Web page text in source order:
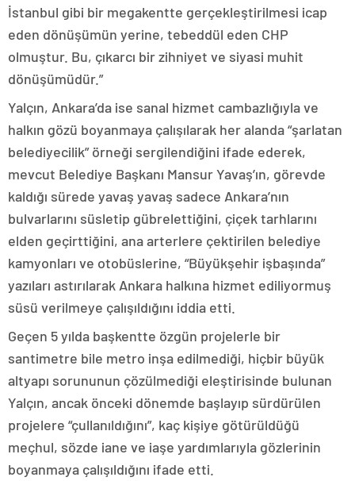
İstanbul gibi bir megakentte gerçekleştirilmesi icap
eden dönüşümün yerine, tebeddül eden CHP
olmuştur. Bu, çıkarcı bir zihniyet ve siyasi muhit
dönüşümüdür.”
Yalçın, Ankara’da ise sanal hizmet cambazlığıyla ve
halkın gözü boyanmaya çalışılarak her alanda “şarlatan
belediyecilik” örneği sergilendiğini ifade ederek,
mevcut Belediye Başkanı Mansur Yavaş’ın, görevde
kaldığı sürede yavaş yavaş sadece Ankara’nın
bulvarlarını süsletip gübrelettiğini, çiçek tarhlarını
elden geçirttiğini, ana arterlere çektirilen belediye
kamyonları ve otobüslerine, “Büyükşehir işbaşında”
yazıları astırılarak Ankara halkına hizmet ediliyormuş
süsü verilmeye çalışıldığını iddia etti.
Geçen 5 yılda başkentte özgün projelerle bir
santimetre bile metro inşa edilmediği, hiçbir büyük
altyapı sorununun çözülmediği eleştirisinde bulunan
Yalçın, ancak önceki dönemde başlayıp sürdürülen
projelere “çullanıldığını”, kaç kişiye götürüldüğü
meçhul, sözde iane ve iaşe yardımlarıyla gözlerinin
boyanmaya çalışıldığını ifade etti.